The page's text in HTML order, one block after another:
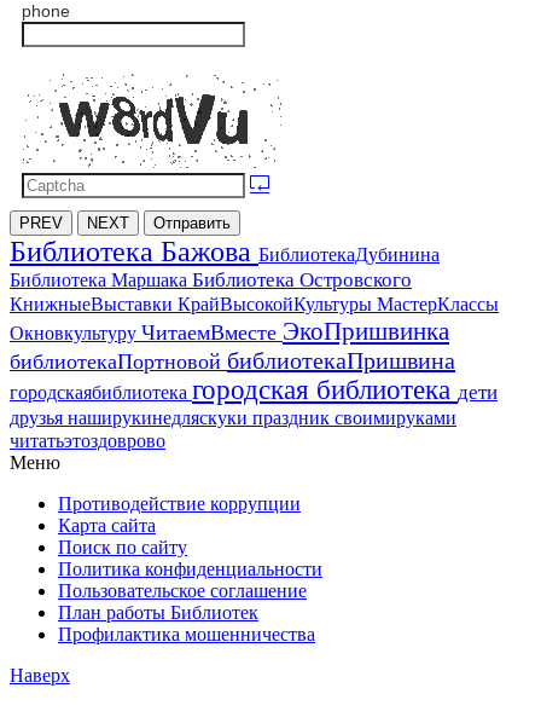
phone
PREV NEXT Отправить
Библиотека Бажова БиблиотекаДубинина
Библиотека Маршака Библиотека Островского
КнижныеВыставки КрайВысокойКультуры МастерКлассы
Окновкультуру ЧитаемВместе ЭкоПришвинка
библиотекаПортновой библиотекаПришвина
городскаябиблиотека городская библиотека дети
друзья наширукинедляскуки праздник своимируками
читатьэтоздоврово
Меню
Противодействие коррупции
Карта сайта
Поиск по сайту
Политика конфиденциальности
Пользовательское соглашение
План работы Библиотек
Профилактика мошенничества
Наверх